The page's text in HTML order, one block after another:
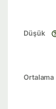
Düşük
Ortalama